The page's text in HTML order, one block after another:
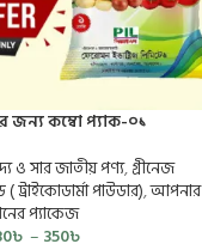
জন্য কম্বো প্যাক-০১
সার জাতীয় পণ্য,গ্রীনেজ
ট্রাইকোডার্মা পাউডার),আপনার
প্যাকেজ
৳ – 350৳